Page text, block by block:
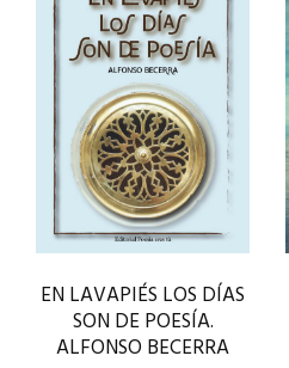
EN LAVAPIÉS LOS DÍAS
SON DE POESÍA.
ALFONSO BECERRA